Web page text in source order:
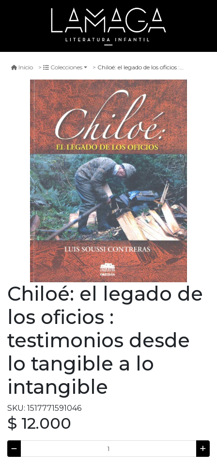
Inicio Colecciones Chiloé: el legado de los oficios : testimonios desde lo tangible a lo intangible
Chiloé: el legado de
los oficios :
testimonios desde
lo tangible a lo
intangible
SKU: 1517771591046
$ 12.000